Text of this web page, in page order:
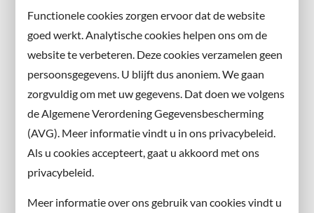
Functionele cookies zorgen ervoor dat de website
goed werkt. Analytische cookies helpen ons om de
website te verbeteren. Deze cookies verzamelen geen
persoonsgegevens. U blijft dus anoniem. We gaan
zorgvuldig om met uw gegevens. Dat doen we volgens
de Algemene Verordening Gegevensbescherming
(AVG). Meer informatie vindt u in ons privacybeleid.
Als u cookies accepteert, gaat u akkoord met ons
privacybeleid.
Meer informatie over ons gebruik van cookies vindt u
en volg ons ook op sociale media.
Facebook
X
Instagram
Contact met de gemeente
Contact